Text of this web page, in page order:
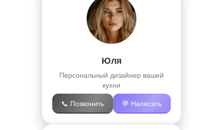
Юля
Персональный дизайнер вашей
кухни
📞 Позвонить 💬 Написать